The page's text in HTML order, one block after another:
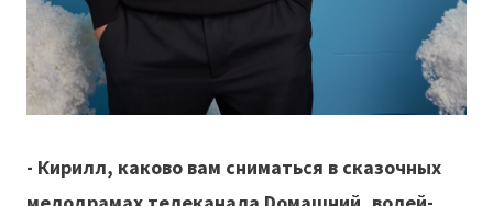
- Кирилл, каково вам сниматься в сказочных